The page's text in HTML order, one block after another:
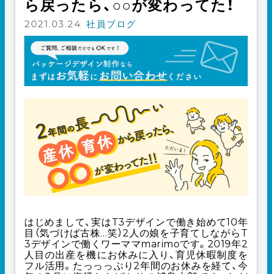
ら戻ったら、○○が変わってた！
2021.03.24 社員ブログ
はじめまして、実はT3デザインで働き始めて10年
目（気づけば古株…笑）2人の娘を子育てしながらT
3デザインで働くワーママmarimoです。2019年2
人目の出 産を機にお休みに入り、育児休暇制度を
フル活用。たっっっぷり2年間のお休みを経て、今